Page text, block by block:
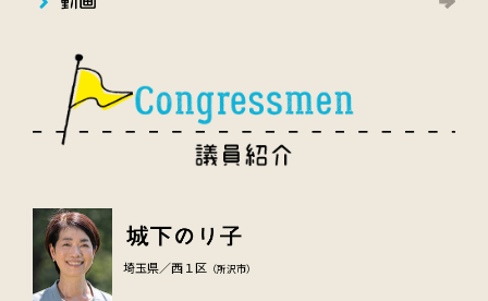
埼玉県／西１区 （所沢市）